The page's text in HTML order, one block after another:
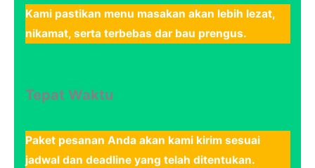
Kami pastikan menu masakan akan lebih lezat,
nikamat, serta terbebas dar bau prengus.
Tepat Waktu
Paket pesanan Anda akan kami kirim sesuai
jadwal dan deadline yang telah ditentukan.